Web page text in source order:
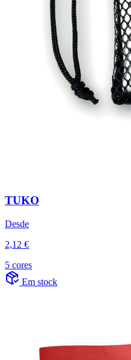
TUKO
Desde
2,12 €
5 cores
Em stock